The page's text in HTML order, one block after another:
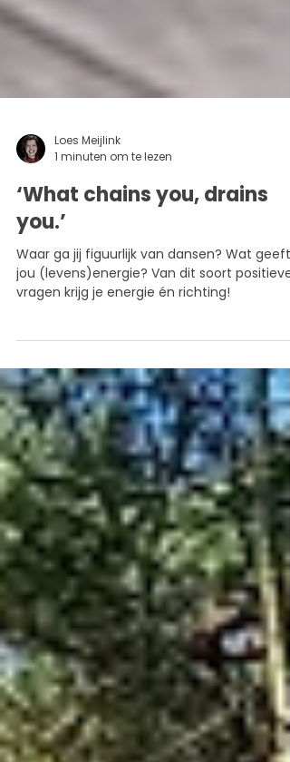
Loes Meijlink
1 minuten om te lezen
‘What chains you, drains
you.’
vragen krijg je energie én richting!